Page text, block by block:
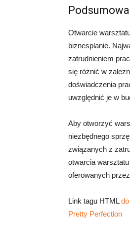
Otwarcie
biznesplanie.
zatrudnieniem
się różnić w
doświadczenia
uwzględnić je w
Aby otworzyć
niezbędnego
związanych z
otwarcia
oferowanych
Link tagu HTML
Pretty Perfection